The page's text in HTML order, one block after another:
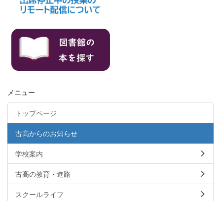
メニュー
トップページ
古高からのお知らせ
学校案内
古高の教育・進路
スクールライフ